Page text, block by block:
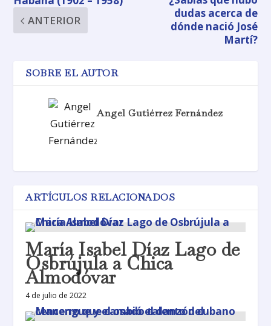
ANTERIOR
dudas acerca de
dónde nació José
Martí?
SOBRE EL AUTOR
Angel Gutiérrez Fernández
ARTÍCULOS RELACIONADOS
María Isabel Díaz Lago de
Osbrújula a Chica
Almodóvar
4 de julio de 2022